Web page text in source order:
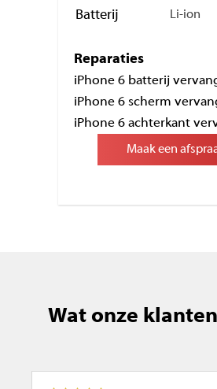
Batterij Li-ion
Reparaties
iPhone 6 batterij
iPhone 6 scherm
iPhone 6 achterkant
Maak een
Wat onze